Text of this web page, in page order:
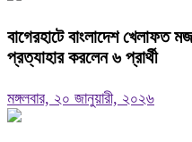
বাগেরহাটে বাংলাদেশ
প্রত্যাহার করলেন ৬ প্রার্থী
মঙ্গলবার, ২০ জানুয়ারী, ২০২৬